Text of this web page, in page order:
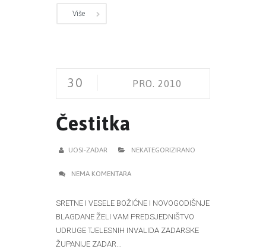
Više
30 PRO. 2010
Čestitka
UOSI-ZADAR NEKATEGORIZIRANO
NEMA KOMENTARA
SRETNE I VESELE BOŽIĆNE I NOVOGODIŠNJE
BLAGDANE ŽELI VAM PREDSJEDNIŠTVO
UDRUGE TJELESNIH INVALIDA ZADARSKE
ŽUPANIJE ZADAR...